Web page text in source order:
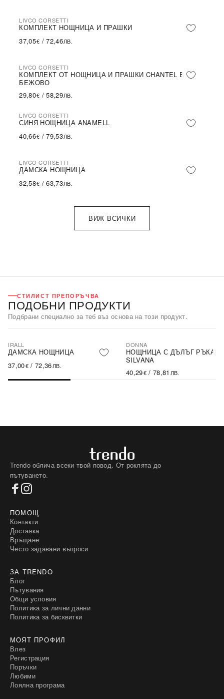
LIVCO CORSETTI
КОМПЛЕКТ НОЩНИЦА И ПРАШКИ
37,05€ /72,46ЛВ.
LIVCO CORSETTI
КОМПЛЕКТ ОТ НОЩНИЦА И ПРАШКИ CHANTEL В
БЕЖОВО
29,80€ /58,29ЛВ.
LIVCO CORSETTI
СИНЯ НОЩНИЦА ANAMELL
40,66€ /79,53ЛВ.
LIVCO CORSETTI
ДАМСКА НОЩНИЦА
32,58€ /63,73ЛВ.
ВИЖ ВСИЧКИ
СТИЛИСТ ПРЕПОРЪЧВА
ПОДОБНИ ПРОДУКТИ
Подбрани специално за теб въз основа на този продукт.
IRALL
ДАМСКА НОЩНИЦА
37,00€/ 72,36ЛВ.
DONNA
НОЩНИЦА С ДЪЛЪГ РЪКАВ
SILVANA
40,29€/ 78,81 ЛВ.
Trendo облича всеки твой повод. От роклята до
пътуването.
ПОМОЩ
Контакти
Доставка
Връщане
Често задавани въпроси
ЗА TRENDO
Блог
Пътувания
Общи условия
Политика за лични данни
Политика за бисквитки
МОЯТ ПРОФИЛ
Влез
Регистрация
Поръчки
Любими
Лоялна програма